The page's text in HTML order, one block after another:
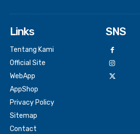
Links
Tentang Kami
Official Site
WebApp
AppShop
Privacy Policy
Sitemap
Contact
SNS